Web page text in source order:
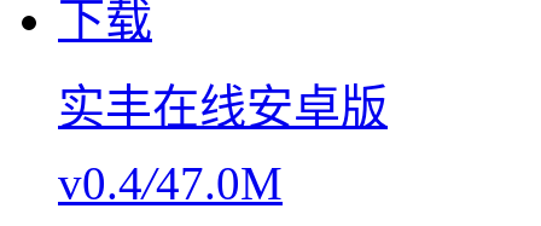
实丰在线安卓版
v0.4/47.0M